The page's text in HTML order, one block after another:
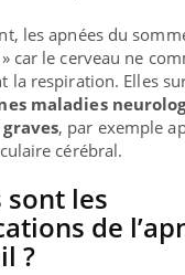
les apnées du
» car le cerveau ne
la respiration. Elles
maladies
, par exemple
cérébral.
sont les
de
?